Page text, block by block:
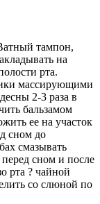
тампон,
на
рта.
массирующими
2-3 раза в
бальзамом
ее на участок
сном до
смазывать
сном и после
рта ? чайной
со слюной по